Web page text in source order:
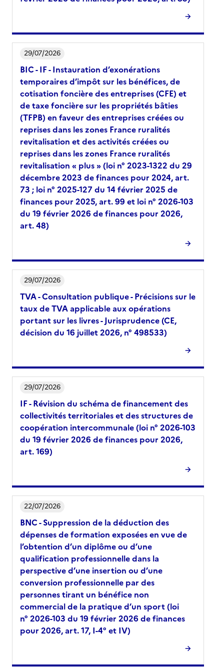
BIC - IF - Instauration d’exonérations
temporaires d’impôt sur les bénéfices, de
cotisation foncière des entreprises (CFE) et
de taxe foncière sur les propriétés bâties
(TFPB) en faveur des entreprises créées ou
reprises dans les zones France ruralités
revitalisation et des activités créées ou
reprises dans les zones France ruralités
revitalisation « plus » (loi n° 2023-1322 du 29
décembre 2023 de finances pour 2024, art.
73 ; loi n° 2025-127 du 14 février 2025 de
finances pour 2025, art. 99 et loi n° 2026-103
du 19 février 2026 de finances pour 2026,
art. 48)
29/07/2026
TVA - Consultation publique - Précisions sur le
taux de TVA applicable aux opérations
portant sur les livres - Jurisprudence (CE,
décision du 16 juillet 2026, n° 498533)
29/07/2026
IF - Révision du schéma de financement des
collectivités territoriales et des structures de
coopération intercommunale (loi n° 2026-103
du 19 février 2026 de finances pour 2026,
art. 169)
29/07/2026
BNC - Suppression de la déduction des
dépenses de formation exposées en vue de
l’obtention d’un diplôme ou d’une
qualification professionnelle dans la
perspective d’une insertion ou d’une
conversion professionnelle par des
personnes tirant un bénéfice non
commercial de la pratique d’un sport (loi
n° 2026-103 du 19 février 2026 de finances
pour 2026, art. 17, I-4° et IV)
22/07/2026